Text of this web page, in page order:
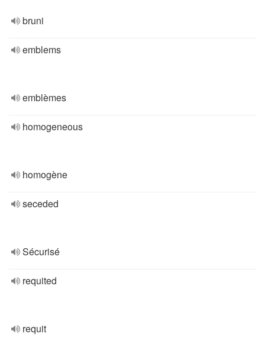
bruni
emblems
emblèmes
homogeneous
homogène
seceded
Sécurisé
requited
requit